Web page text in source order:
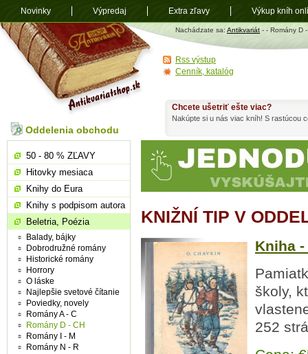
Antikvariát
shop.sk
Nachádzate sa: Antikvariát - - Romány D
KNIŽNÍ TIP V
Kniha
školy,
252
Chcete ušetriť ešte viac?
Nakúpte si u nás viac kníh! S rastúcou
Oddelenia obchodu
50 - 80 % ZĽAVY
Hitovky mesiaca
Knihy do Eura
Knihy s podpisom autora
Beletria, Poézia
Balady, bájky
Dobrodružné romány
Historické romány
Horrory
O láske
Najlepšie svetové čítanie
Poviedky, novely
Romány A - C
Romány D - CH
Romány I - M
Romány N - R
Rss výstup
Cenník, katalóg
Novinky Výpredaj Extra zľavy Výkup kníh